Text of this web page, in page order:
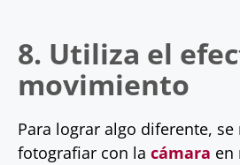
8. Utiliza el
movimiento
Para lograr algo diferente,
fotografiar con la cámara en